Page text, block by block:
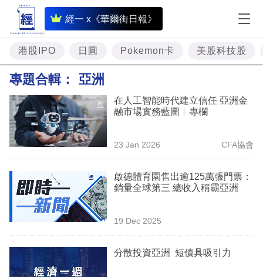
經一 x《華爾街日報》
即
時
財
經
題
投
資
理
商
業
港股IPO 日圓 Pokemon卡 美股科技股
專題合輯： 亞洲
在人工智能時代建立信任 亞洲金
融市場實務藍圖︳專欄
23 Jan 2026 CFA協會
啟德體育園售出逾125萬張門票：
銷量全球第三 總收入稱霸亞洲
19 Dec 2025
分散投資亞洲 短債具吸引力